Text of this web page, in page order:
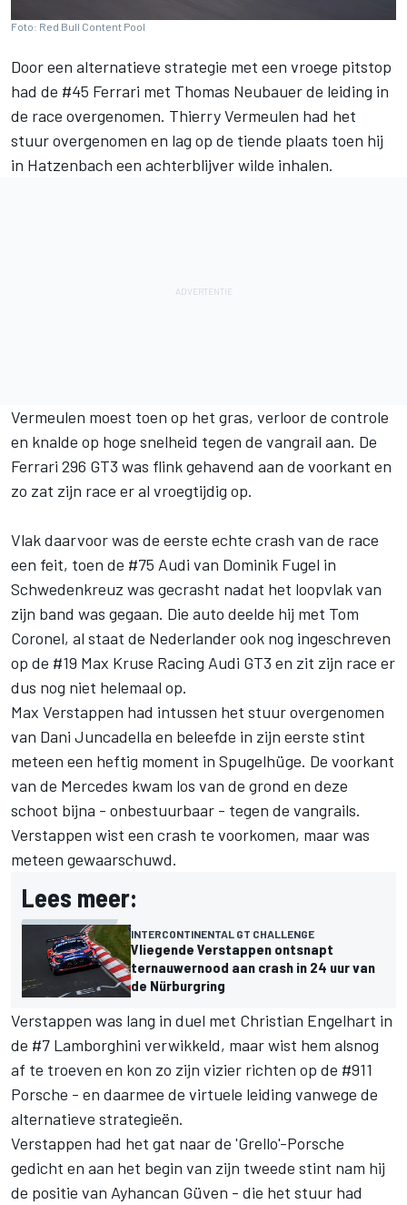
Foto: Red Bull Content Pool
Door een alternatieve strategie met een vroege pitstop
had de #45 Ferrari met Thomas Neubauer de leiding in
de race overgenomen. Thierry Vermeulen had het
stuur overgenomen en lag op de tiende plaats toen hij
in Hatzenbach een achterblijver wilde inhalen.
Vermeulen moest toen op het gras, verloor de controle
en knalde op hoge snelheid tegen de vangrail aan. De
Ferrari 296 GT3 was flink gehavend aan de voorkant en
zo zat zijn race er al vroegtijdig op.
Vlak daarvoor was de eerste echte crash van de race
een feit, toen de #75 Audi van Dominik Fugel in
Schwedenkreuz was gecrasht nadat het loopvlak van
zijn band was gegaan. Die auto deelde hij met Tom
Coronel, al staat de Nederlander ook nog ingeschreven
op de #19 Max Kruse Racing Audi GT3 en zit zijn race er
dus nog niet helemaal op.
Max Verstappen had intussen het stuur overgenomen
van Dani Juncadella en beleefde in zijn eerste stint
meteen een heftig moment in Spugelhüge. De voorkant
van de Mercedes kwam los van de grond en deze
schoot bijna - onbestuurbaar - tegen de vangrails.
Verstappen wist een crash te voorkomen, maar was
meteen gewaarschuwd.
Lees meer:
INTERCONTINENTAL GT CHALLENGE
Vliegende Verstappen ontsnapt
ternauwernood aan crash in 24 uur van
de Nürburgring
Verstappen was lang in duel met Christian Engelhart in
de #7 Lamborghini verwikkeld, maar wist hem alsnog
af te troeven en kon zo zijn vizier richten op de #911
Porsche - en daarmee de virtuele leiding vanwege de
alternatieve strategieën.
Verstappen had het gat naar de 'Grello'-Porsche
gedicht en aan het begin van zijn tweede stint nam hij
de positie van Ayhancan Güven - die het stuur had